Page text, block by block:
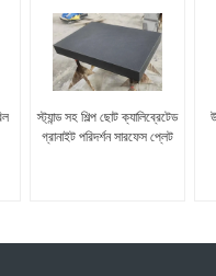
স্ট্যান্ড সহ শিল্প ছোট ক্যালিব্রেটেড
গ্রানাইট পরিদর্শন সারফেস প্লেট